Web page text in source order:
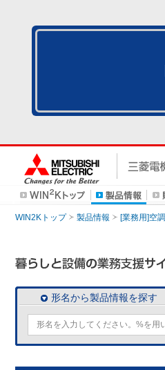
WIN2Kトップ 製品情報 [業務用]空
形名から製品情報を探す